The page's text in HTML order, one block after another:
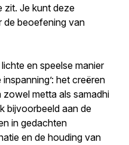
zit. Je kunt deze
de beoefening van
en speelse manier
het creëren
metta als samadhi
bijvoorbeeld aan de
in gedachten
en de houding van